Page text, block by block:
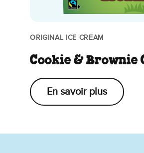
ORIGINAL ICE CREAM
Cookie & Brownie
En savoir plus